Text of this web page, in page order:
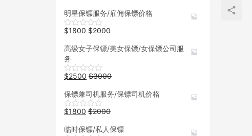
明星保镖服务/雇佣保镖价格
$1800 $2000
高级女子保镖/美女保镖/女保镖公司服
务
$2500 $3000
保镖兼司机服务/保镖司机价格
$1800 $2000
临时保镖/私人保镖